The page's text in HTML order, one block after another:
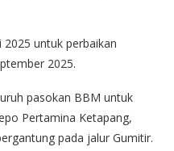
2025 untuk perbaikan
2025.
pasokan BBM untuk
Pertamina Ketapang,
pada jalur Gumitir.